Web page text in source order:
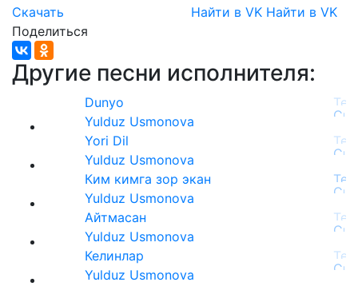
Скачать Найти в VK Найти в VK
Поделиться
Другие песни исполнителя:
Dunyo
Yulduz Usmonova
Yori Dil
Yulduz Usmonova
Ким кимга зор экан
Yulduz Usmonova
Айтмасан
Yulduz Usmonova
Келинлар
Yulduz Usmonova